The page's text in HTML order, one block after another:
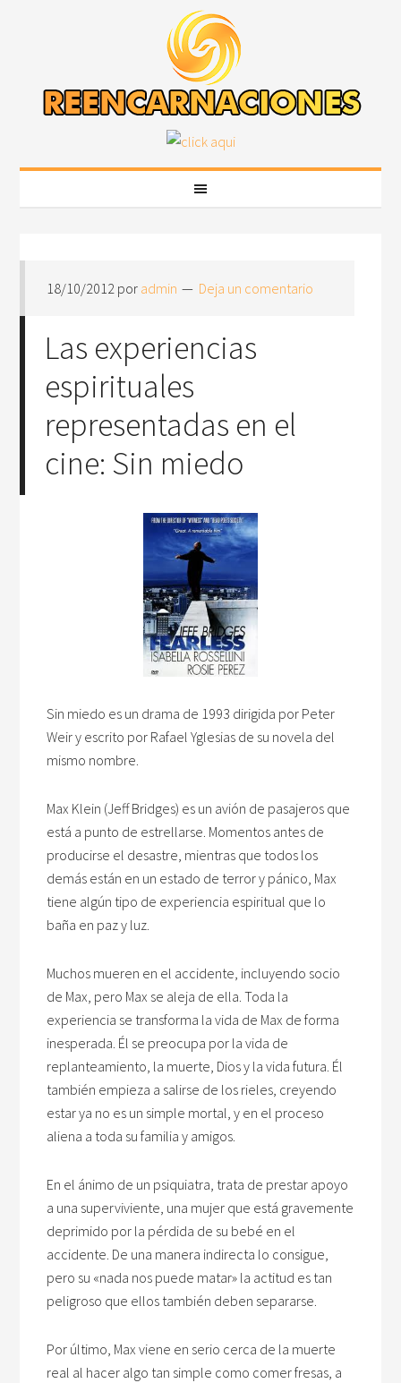
18/10/2012 por admin Deja un comentario
Las experiencias
espirituales
representadas en el
cine: Sin miedo
Sin miedo es un drama de 1993 dirigida por Peter
Weir y escrito por Rafael Yglesias de su novela del
mismo nombre.
Max Klein (Jeff Bridges) es un avión de pasajeros que
está a punto de estrellarse. Momentos antes de
producirse el desastre, mientras que todos los
demás están en un estado de terror y pánico, Max
tiene algún tipo de experiencia espiritual que lo
baña en paz y luz.
Muchos mueren en el accidente, incluyendo socio
de Max, pero Max se aleja de ella. Toda la
experiencia se transforma la vida de Max de forma
inesperada. Él se preocupa por la vida de
replanteamiento, la muerte, Dios y la vida futura. Él
también empieza a salirse de los rieles, creyendo
estar ya no es un simple mortal, y en el proceso
aliena a toda su familia y amigos.
En el ánimo de un psiquiatra, trata de prestar apoyo
a una superviviente, una mujer que está gravemente
deprimido por la pérdida de su bebé en el
accidente. De una manera indirecta lo consigue,
pero su «nada nos puede matar» la actitud es tan
peligroso que ellos también deben separarse.
Por último, Max viene en serio cerca de la muerte
real al hacer algo tan simple como comer fresas, a